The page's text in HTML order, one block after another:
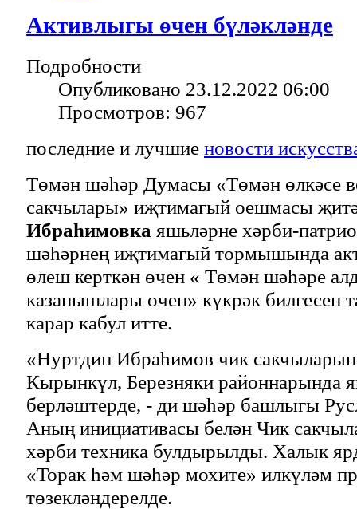
Активлыгы өчен бүләкләнде
Подробности
Опубликовано 23.12.2022 06:00
Просмотров: 967
последние и лучшие новости
Төмән шәһәр Думасы «Төмән өлкәсе
сакчылары» иҗтимагый оешмасы
Ибраһимовка яшьләрне хәрби-
шәһәрнең иҗтимагый тормышында
өлеш керткән өчен « Төмән шәһәре
казанышлары өчен» күкрәк билгесен
карар кабул итте.
«Нуртдин Ибраһимов чик сакчыларын
Кырынкүл, Березняки районнарында
берләштерде, - ди шәһәр башлыгы
Аның инициативасы белән Чик
хәрби техника булдырылды. Халык
«Торак һәм шәһәр мохите» илкүләм
төзекләндерелде.